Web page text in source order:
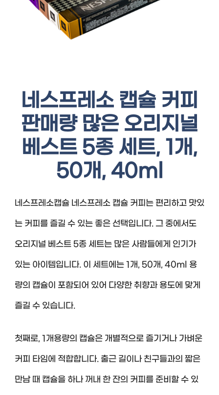
네스프레소 캡슐 커피
판매량 많은 오리지널
베스트 5종 세트, 1개,
50개, 40ml
네스프레소캡슐 네스프레소 캡슐 커피는 편리하고 맛있
는 커피를 즐길 수 있는 좋은 선택입니다. 그 중에서도
오리지널 베스트 5종 세트는 많은 사람들에게 인기가
있는 아이템입니다. 이 세트에는 1개, 50개, 40ml 용
량의 캡슐이 포함되어 있어 다양한 취향과 용도에 맞게
즐길 수 있습니다.
첫째로, 1개용량의 캡슐은 개별적으로 즐기거나 가벼운
커피 타임에 적합합니다. 출근 길이나 친구들과의 짧은
만남 때 캡슐을 하나 꺼내 한 잔의 커피를 준비할 수 있